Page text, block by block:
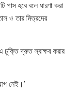
হবে বলে ধারণা করা
ও তার মিত্রদের
চুক্তি দ্রুত স্বাক্ষর করার
নেই।’